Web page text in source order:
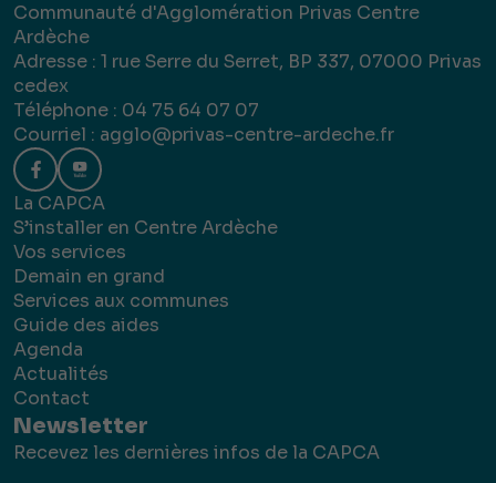
Communauté d'Agglomération Privas Centre
Ardèche
Adresse : 1 rue Serre du Serret, BP 337, 07000 Privas
cedex
Téléphone : 04 75 64 07 07
Courriel : agglo@privas-centre-ardeche.fr
La CAPCA
S’installer en Centre Ardèche
Vos services
Demain en grand
Services aux communes
Guide des aides
Agenda
Actualités
Contact
Newsletter
Recevez les dernières infos de la CAPCA